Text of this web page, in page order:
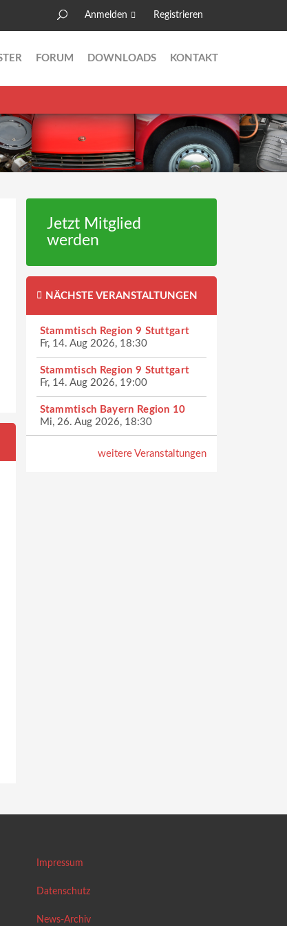
Anmelden Registrieren
Suche
FORUM DOWNLOADS KONTAKT
Jetzt Mitglied
werden
NÄCHSTE VERANSTALTUNGEN
Stammtisch Region 9 Stuttgart
Fr, 14. Aug 2026, 18:30
Stammtisch Region 9 Stuttgart
Fr, 14. Aug 2026, 19:00
Stammtisch Bayern Region 10
Mi, 26. Aug 2026, 18:30
weitere Veranstaltungen
Impressum
Datenschutz
News-Archiv